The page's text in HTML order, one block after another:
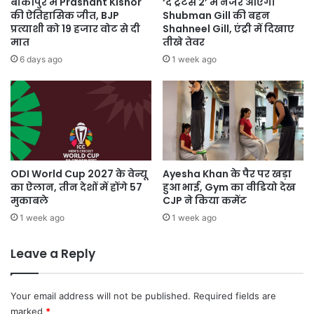
की ऐतिहासिक जीत, BJP
प्रत्याशी को 19 हजार वोट से दी
मात
6 days ago
Shubman Gill की बहन
Shahneel Gill, एंट्री में दिखाए
तीखे तेवर
1 week ago
ODI World Cup 2027 के वेन्यू
का ऐलान, तीन देशों में होंगे 57
मुकाबले
1 week ago
Ayesha Khan के पैर पर खड़ा
हुआ भाई, Gym का वीडियो देख
CJP ने किया कमेंट
1 week ago
Leave a Reply
Your email address will not be published. Required fields are
marked *